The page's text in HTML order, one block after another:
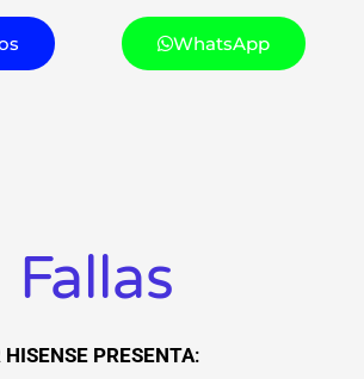
WhatsApp
Fallas
PRESENTA: